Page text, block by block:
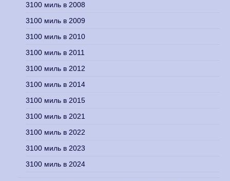
3100 миль в 2008
3100 миль в 2009
3100 миль в 2010
3100 миль в 2011
3100 миль в 2012
3100 миль в 2014
3100 миль в 2015
3100 миль в 2021
3100 миль в 2022
3100 миль в 2023
3100 миль в 2024